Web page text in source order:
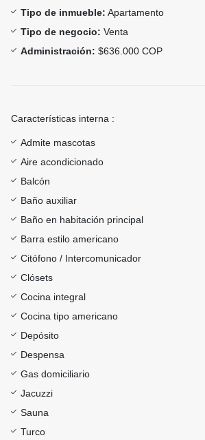
Tipo de inmueble: Apartamento
Tipo de negocio: Venta
Administración: $636.000 COP
Características interna :
Admite mascotas
Aire acondicionado
Balcón
Baño auxiliar
Baño en habitación principal
Barra estilo americano
Citófono / Intercomunicador
Clósets
Cocina integral
Cocina tipo americano
Depósito
Despensa
Gas domiciliario
Jacuzzi
Sauna
Turco